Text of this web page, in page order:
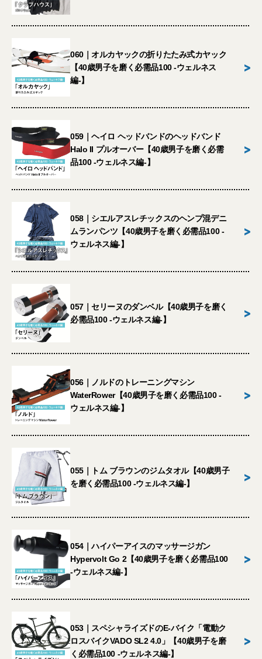
060｜オルカヤックの折りたたみ式カヤック
【40歳男子を磨く必需品100 -ウェルネス
編-】
>
059｜ヘイロ ヘッドバンドのヘッドバンド
Halo II プルオーバー【40歳男子を磨く必需
品100 -ウェルネス編-】
>
058｜シエルアスレチックスのヘンプ混デニ
ムランパンツ【40歳男子を磨く必需品100 -
ウェルネス編-】
>
057｜セリーヌのダンベル【40歳男子を磨く
必需品100 -ウェルネス編-】
>
056｜ノルドのトレーニングマシン
WaterRower【40歳男子を磨く必需品100 -
ウェルネス編-】
>
055｜トム ブラウンのジムタオル【40歳男子
を磨く必需品100 -ウェルネス編-】
>
054｜ハイパーアイスのマッサージガン
Hypervolt Go 2【40歳男子を磨く必需品100
-ウェルネス編-】
>
053｜スペシャライズドのE-バイク「電動ク
ロスバイクVADO SL2 4.0」【40歳男子を磨
く必需品100 -ウェルネス編-】
>